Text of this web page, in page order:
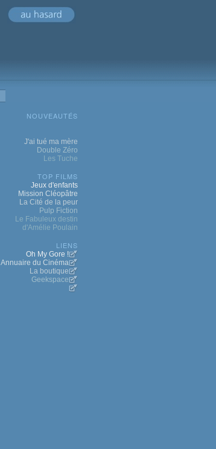
NOUVEAUTÉS
J'ai tué ma mère
Double Zéro
Les Tuche
TOP FILMS
Jeux d'enfants
Mission Cléopâtre
La Cité de la peur
Pulp Fiction
Le Fabuleux destin
d'Amélie Poulain
LIENS
Oh My Gore !
Annuaire du Cinéma
La boutique
Geekspace